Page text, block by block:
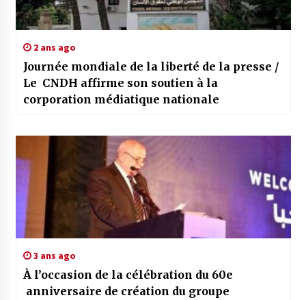
2 ans ago
Journée mondiale de la liberté de la presse /
Le CNDH affirme son soutien à la
corporation médiatique nationale
3 ans ago
À l’occasion de la célébration du 60e
anniversaire de création du groupe